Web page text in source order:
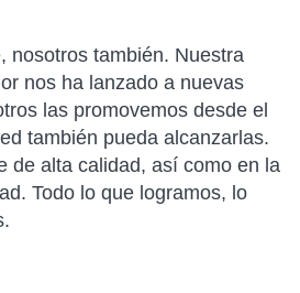
nosotros también. Nuestra
nos ha lanzado a nuevas
las promovemos desde el
también pueda alcanzarlas.
de alta calidad, así como en la
Todo lo que logramos, lo